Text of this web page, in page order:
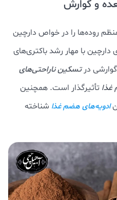
روده‌ها را در خواص دارچین
با مهار رشد باکتری‌های
درتسکین ناراحتی‌های
تأثیرگذار است. همچنین
ادویه‌های هضم غذا شناخته